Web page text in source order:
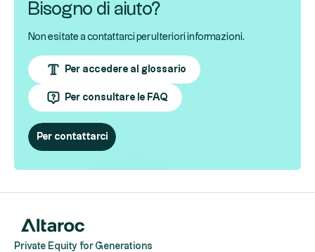
Bisogno di aiuto?
Non esitate a contattarci per ulteriori informazioni.
Per accedere al glossario
Per consultare le FAQ
Per contattarci
Private Equity for Generations